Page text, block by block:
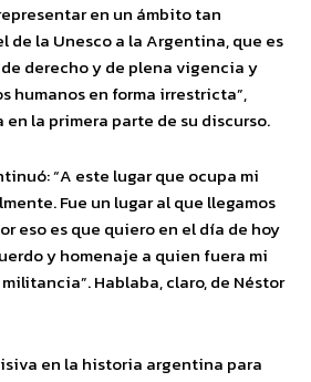
en un ámbito tan
de la Unesco a la Argentina, que es
derecho y de plena vigencia y
humanos en forma irrestricta”,
la primera parte de su discurso.
“A este lugar que ocupa mi
Fue un lugar al que llegamos
eso es que quiero en el día de hoy
y homenaje a quien fuera mi
Hablaba, claro, de Néstor
en la historia argentina para